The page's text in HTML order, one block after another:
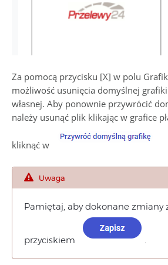
Za pomocą przycisku [X] w polu
możliwość usunięcia domyślnej
własnej. Aby ponownie przywrócić
należy usunąć plik klikając w grafice
kliknąć w
Uwaga
Pamiętaj, aby dokonane zmiany
przyciskiem .